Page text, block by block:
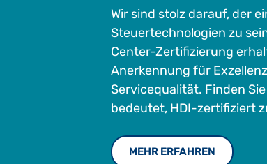
Wir sind stolz darauf, der
Steuertechnologien zu
Center-Zertifizierung
Anerkennung für
Servicequalität. Finden
bedeutet, HDI-zertifiziert
MEHR ERFAHREN